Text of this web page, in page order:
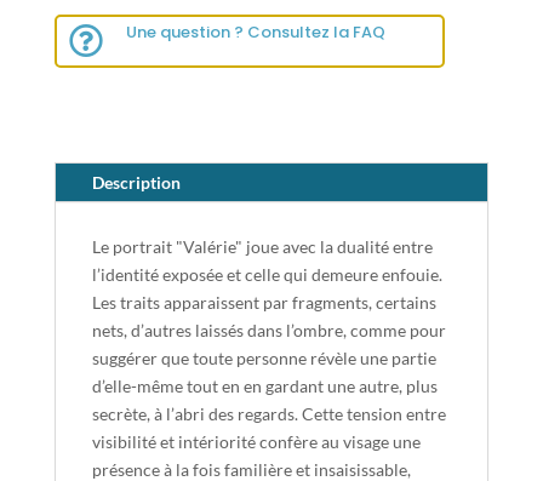
 Une question ? Consultez la FAQ
Description
Le portrait "Valérie" joue avec la dualité entre
l’identité exposée et celle qui demeure enfouie.
Les traits apparaissent par fragments, certains
nets, d’autres laissés dans l’ombre, comme pour
suggérer que toute personne révèle une partie
d’elle-même tout en en gardant une autre, plus
secrète, à l’abri des regards. Cette tension entre
visibilité et intériorité confère au visage une
présence à la fois familière et insaisissable,